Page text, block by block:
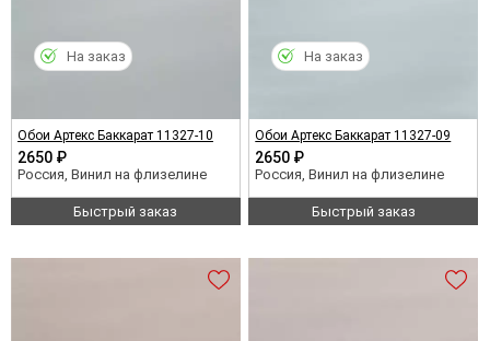
Обои Артекс Баккарат 11327-10
2650 ₽
Россия, Винил на флизелине
Быстрый заказ
На заказ
Обои Артекс Баккарат 11327-09
2650 ₽
Россия, Винил на флизелине
Быстрый заказ
На заказ